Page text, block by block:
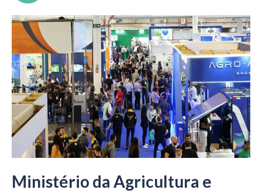
Ministério da Agricultura e